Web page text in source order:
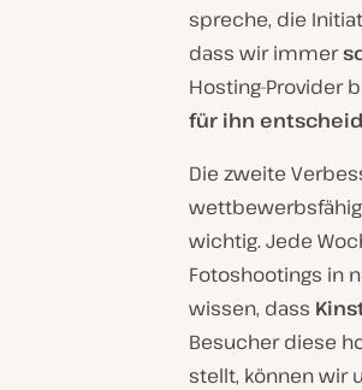
spreche, die
dass wir immer
Hosting-Provider
für ihn
Die zweite
wichtig. Jede
Fotoshootings in
wissen, dass
Besucher diese
stellt, können wir